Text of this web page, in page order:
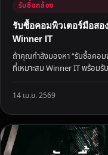
รับซื้อกล้อง
รับซื้อคอมพิวเตอร์มือสอ
Winner IT
ถ้าคุณกำลังมองหา “รับซื้อคอมพิ
ที่เหมาะสม Winner IT พร้อม
14 เม.ย. 2569